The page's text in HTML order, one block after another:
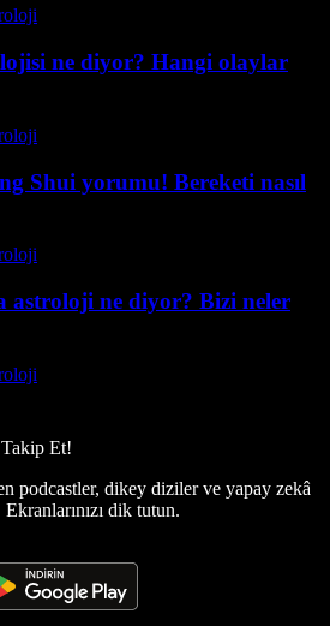
ne diyor? Hangi olaylar
Shui yorumu! Bereketi nasıl
astroloji ne diyor? Bizi neler
Et!
podcastler, dikey diziler ve yapay zekâ
dik tutun.